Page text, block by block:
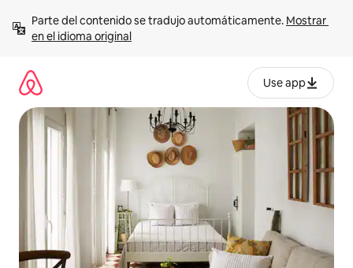
contenido
Parte del contenido se tradujo automáticamente. Mostrar
en el idioma original
Use app